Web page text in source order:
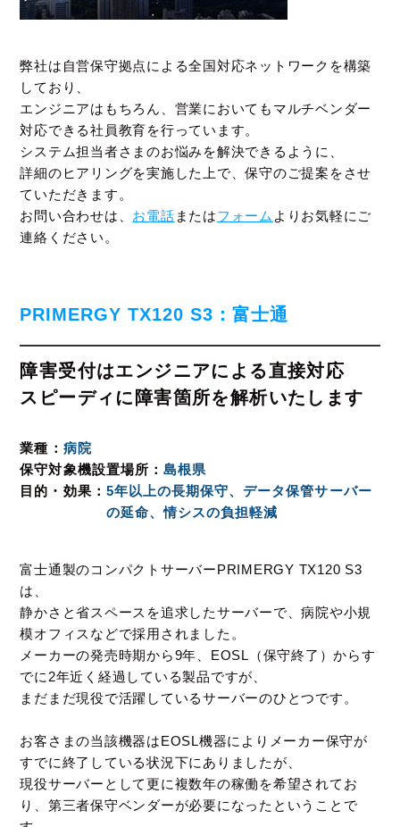
弊社は自営保守拠点による全国対応ネットワークを構築
しており、
エンジニアはもちろん、営業においてもマルチベンダー
対応できる社員教育を行っています。
システム担当者さまのお悩みを解決できるように、
詳細のヒアリングを実施した上で、保守のご提案をさせ
ていただきます。
お問い合わせは、 お電話 またはフォーム よりお気軽にご
連絡ください。
PRIMERGY TX120 S3：富士通
障害受付はエンジニアによる直接対応
スピーディに障害箇所を解析いたします
業種
病院
保守対象機設置場所
島根県
目的・効果
5年以上の長期保守、データ保管サーバー
の延命、情シスの負担軽減
富士通製のコンパクトサーバーPRIMERGY TX120 S3
は、
静かさと省スペースを追求したサーバーで、病院や小規
模オフィスなどで採用されました。
メーカーの発売時期から9年、EOSL（保守終了）からす
でに2年近く経過している製品ですが、
まだまだ現役で活躍しているサーバーのひとつです。
お客さまの当該機器はEOSL機器によりメーカー保守が
すでに終了している状況下にありましたが、
現役サーバーとして更に複数年の稼働を希望されてお
り、第三者保守ベンダーが必要になったということで